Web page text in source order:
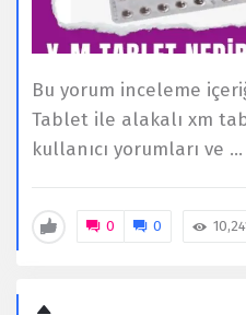
Bu yorum inceleme
Tablet ile alakalı xm
kullanıcı yorumları ve ...
0 0